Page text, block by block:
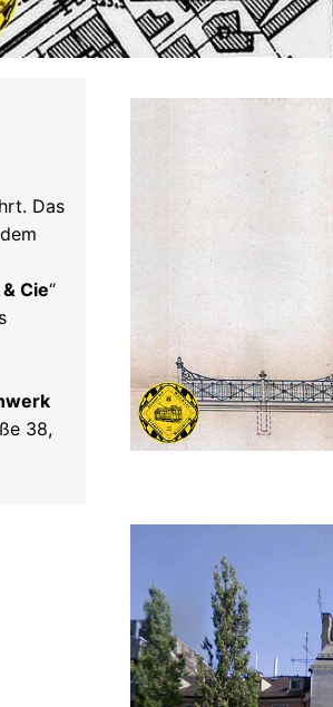
Das
Cie“
38,